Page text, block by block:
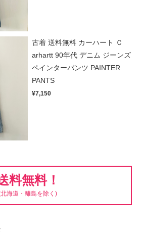
古着 送料無料 カーハート Ｃ
arhartt 90年代 デニム ジーンズ
ペインターパンツ PAINTER
PANTS
¥7,150
料無料！
海道・離島を除く)